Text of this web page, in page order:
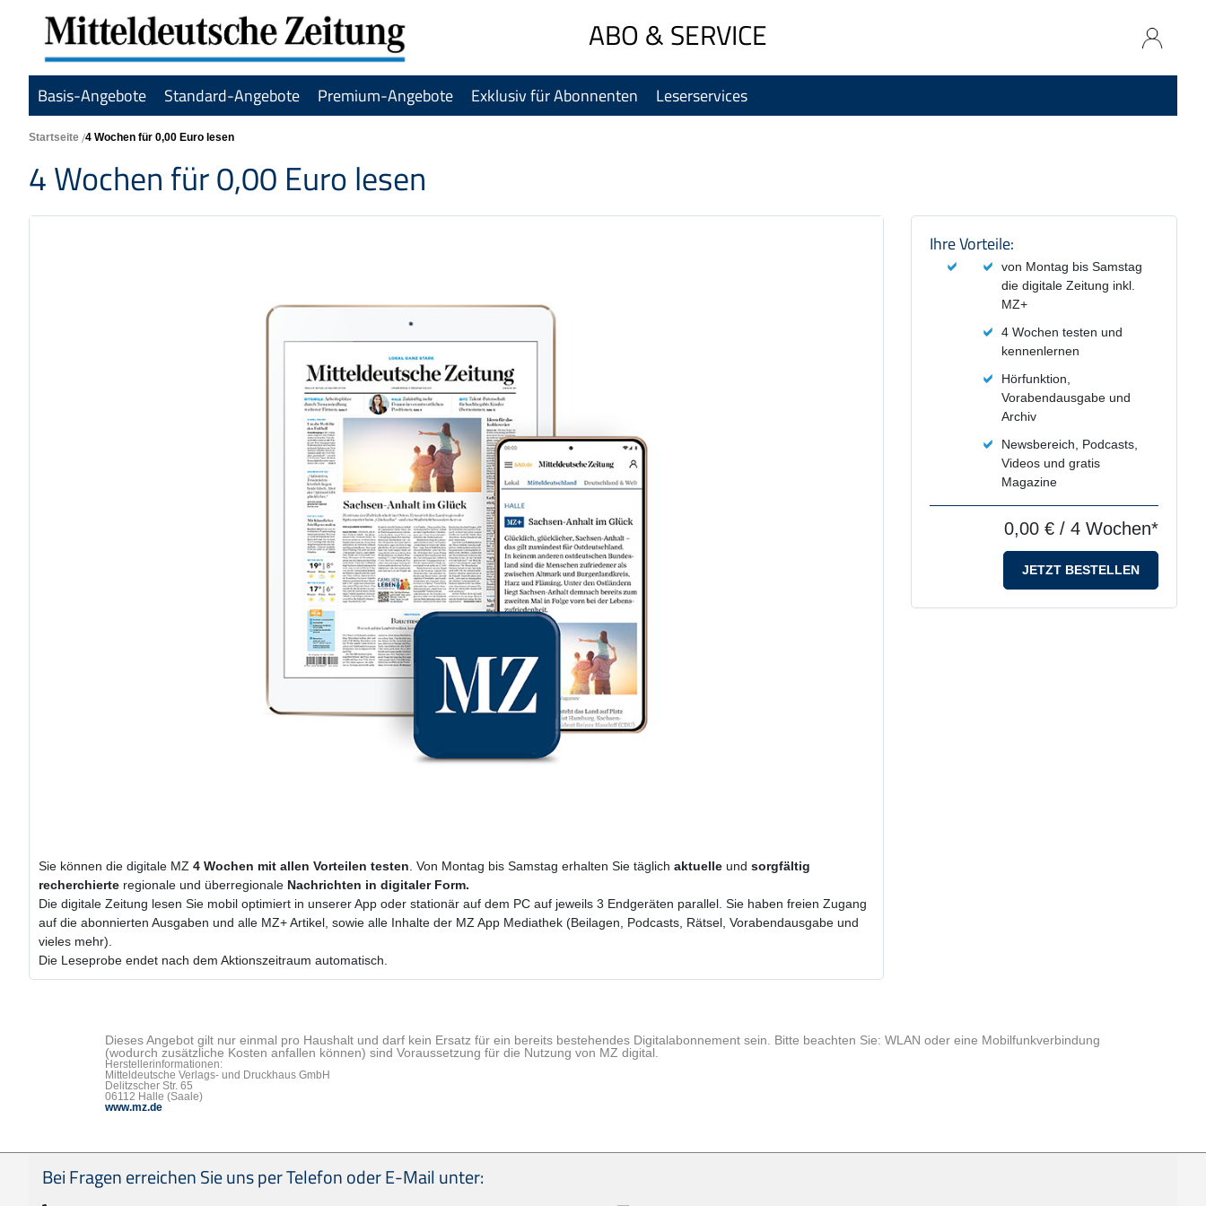
Navigation
direkt
ABO & SERVICE
Basis-Angebote Standard-Angebote Premium-Angebote Exklusiv für Abonnenten Leserservices
Startseite 4 Wochen für 0,00 Euro lesen
4 Wochen für 0,00 Euro lesen
Sie können die digitale MZ 4 Wochen mit allen Vorteilen testen . Von Montag bis Samstag erhalten Sie täglich aktuelle und sorgfältig
recherchierte regionale und überregionale Nachrichten in digitaler Form.
Die digitale Zeitung lesen Sie mobil optimiert in unserer App oder stationär auf dem PC auf jeweils 3 Endgeräten parallel. Sie haben freien Zugang
auf die abonnierten Ausgaben und alle MZ+ Artikel, sowie alle Inhalte der MZ App Mediathek (Beilagen, Podcasts, Rätsel, Vorabendausgabe und
vieles mehr).
Die Leseprobe endet nach dem Aktionszeitraum automatisch.
Produktzusammenfassung
Ihre Vorteile:
von Montag bis Samstag
die digitale Zeitung inkl.
MZ+
4 Wochen testen und
kennenlernen
Hörfunktion,
Vorabendausgabe und
Archiv
Newsbereich, Podcasts,
Videos und gratis
Magazine
0,00 € / 4 Wochen*
JETZT BESTELLEN
Dieses Angebot gilt nur einmal pro Haushalt und darf kein Ersatz für ein bereits bestehendes Digitalabonnement sein. Bitte beachten Sie: WLAN oder eine Mobilfunkverbindung
(wodurch zusätzliche Kosten anfallen können) sind Voraussetzung für die Nutzung von MZ digital.
Herstellerinformationen:
Mitteldeutsche Verlags- und Druckhaus GmbH
Delitzscher Str. 65
06112 Halle (Saale)
www.mz.de
Seitenfußbereich
Bei Fragen erreichen Sie uns per Telefon oder E-Mail unter: